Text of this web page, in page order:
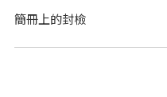
簡冊上的封檢